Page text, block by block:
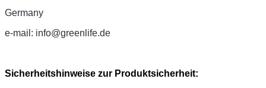
Germany
e-mail: info@greenlife.de
Sicherheitshinweise zur Produktsicherheit: